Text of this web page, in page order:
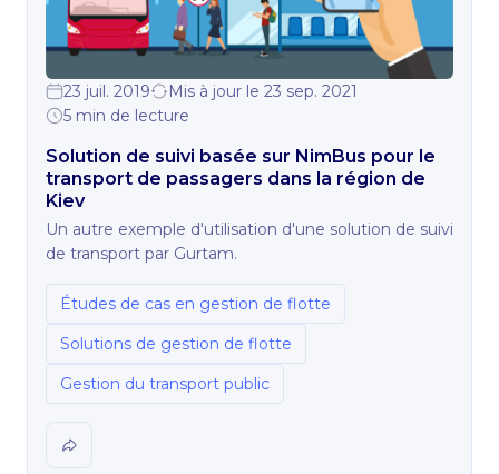
23 juil. 2019
Mis à jour le 23 sep. 2021
5 min de lecture
Solution de suivi basée sur NimBus pour le
transport de passagers dans la région de
Kiev
Un autre exemple d'utilisation d'une solution de suivi
de transport par Gurtam.
Études de cas en gestion de flotte
Solutions de gestion de flotte
Gestion du transport public